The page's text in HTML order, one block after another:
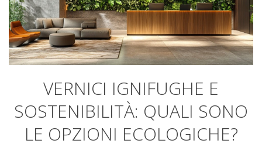
VERNICI IGNIFUGHE E
SOSTENIBILITÀ: QUALI SONO
LE OPZIONI ECOLOGICHE?